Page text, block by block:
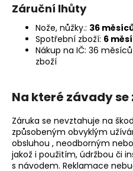
Záruční lhůty
Nože, nůžky.: 36
Spotřební zboží: 6
Nákup na IČ: 36
zboží
Na které závady
Záruka se nevztahuje na
způsobeným obvyklým
obsluhou , neodborným
jakož i použitím, údržbou či
s návodem. Reklamace